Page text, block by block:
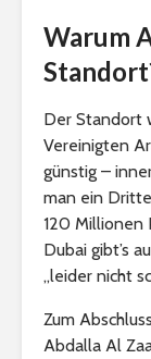
Warum
Der Standort
Vereinigten
günstig –
man ein
120 Millionen
Dubai gibt’s
„leider nicht
Zum
Abdalla Al